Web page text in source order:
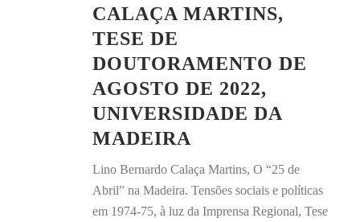
CALAÇA MARTINS,
TESE DE
DOUTORAMENTO DE
AGOSTO DE 2022,
UNIVERSIDADE DA
MADEIRA
Lino Bernardo Calaça Martins, O “25 de
Abril” na Madeira. Tensões sociais e políticas
em 1974-75, à luz da Imprensa Regional, Tese